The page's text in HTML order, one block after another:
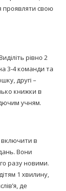
проявляти свою
рівно 2
3-4 команди та
другі –
книжки в
учням.
включити в
Вони
разу новими.
1 хвилину,
де